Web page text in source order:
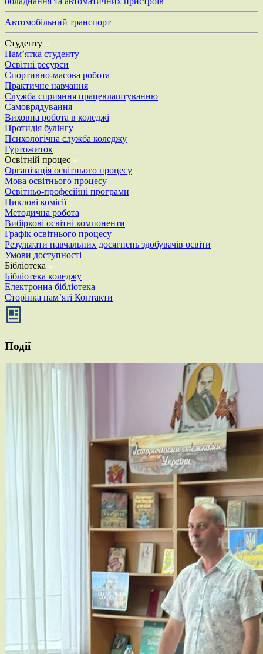
Автомобільний транспорт
Студенту
Пам’ятка студенту
Освітні ресурси
Спортивно-масова робота
Практичне навчання
Служба сприяння працевлаштуванню
Самоврядування
Виховна робота в коледжі
Протидія булінгу
Психологічна служба коледжу
Гуртожиток
Освітній процес
Організація освітнього процесу
Мова освітнього процесу
Освітньо-професійні програми
Циклові комісії
Методична робота
Вибіркові освітні компоненти
Графік освітнього процесу
Результати навчальних досягнень здобувачів освіти
Умови доступності
Бібліотека
Бібліотека коледжу
Електронна бібліотека
Сторінка пам’яті Контакти
Події